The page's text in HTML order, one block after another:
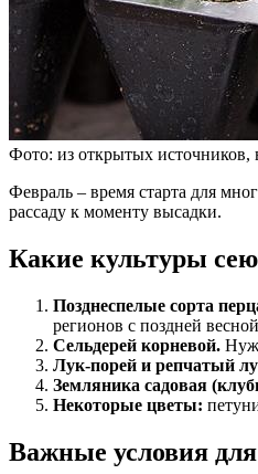
Фото: из открытых источников,
Февраль – время старта для
рассаду к моменту высадки.
Какие культуры
Позднеспелые сорта
регионов с поздней
Сельдерей корневой.
Лук-порей и репчатый
Земляника садовая
Некоторые цветы:
Важные условия